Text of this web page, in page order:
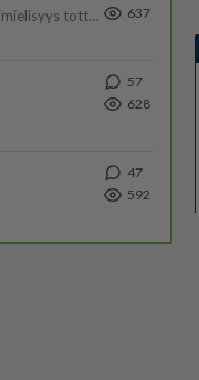
Olipa hyvä kirjoitus, kiitos. Ongelmat mitkä nostat esille on todellisia ja tämä ylimielisyys totta ja se näkyy kaikessa
637
57
628
47
592